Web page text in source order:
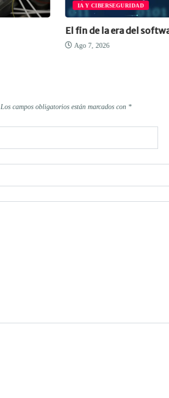
IA Y CIBERSEGURIDAD
El fin de la era del
Ago 7, 2026
Los campos obligatorios están marcados con *